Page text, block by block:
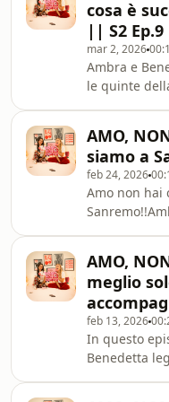
stomaco,
disastrosi
raccontare
uomini che
un bicchiere
dividono il
sparisce al
cosa è
|| S2 Ep.9
mar 2, 2026
Ambra e
le quinte
proprio a
alle persone
al
non si sono
fuori
perché c’era
AMO,
siamo a
feb 24, 2026
Amo non hai
aspettative
concorrenti
e strategie
come
chi analizza
e chi va solo
AMO,
meglio
feb 13, 2026
In questo
Benedetta